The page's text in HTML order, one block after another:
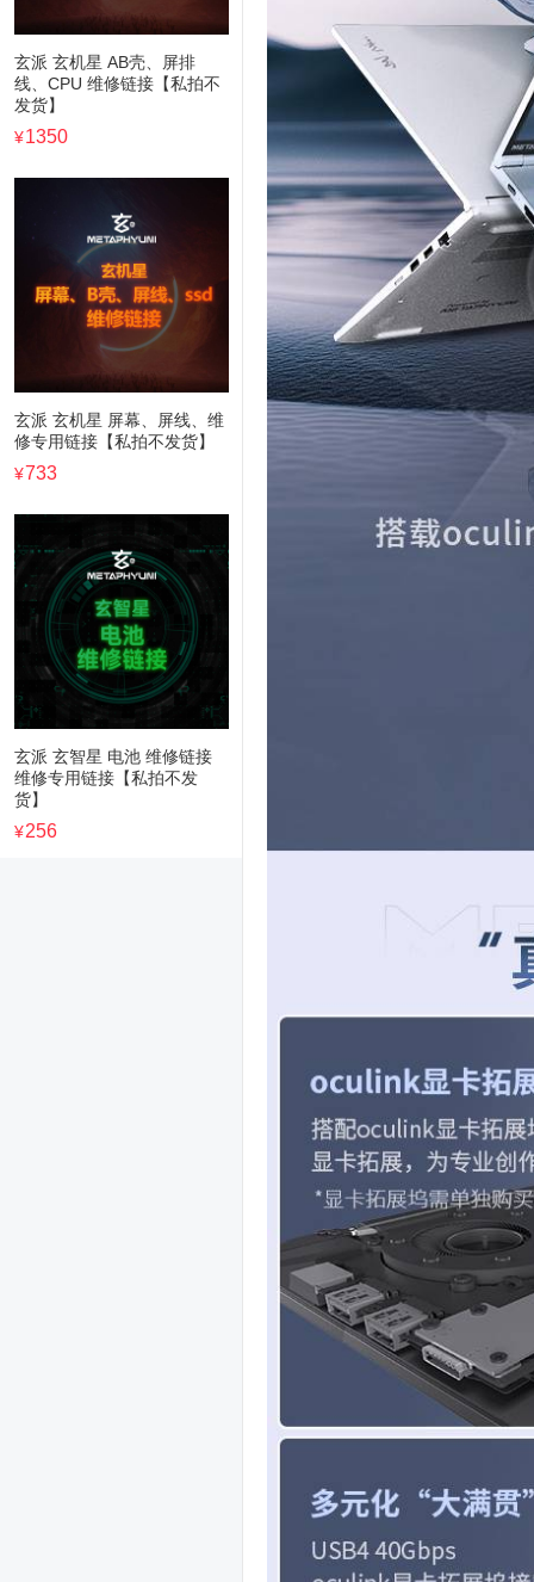
玄派 玄机星 AB壳、屏排
线、CPU 维修链接【私拍不
发货】
¥1350
玄派 玄机星 屏幕、屏线、维
修专用链接【私拍不发货】
¥733
玄派 玄智星 电池 维修链接
维修专用链接【私拍不发
货】
¥256